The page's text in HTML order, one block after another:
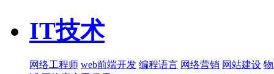
IT技术
网络工程师 web前端开发 编程语言 网络营销 网站建设